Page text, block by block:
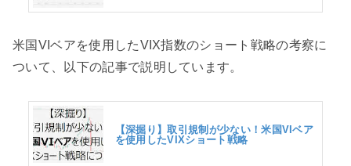
米国VIベアを使用したVIX指数のショート戦略の考察に
ついて、以下の記事で説明しています。
【深掘り】取引規制が少ない！米国VIベア
を使用したVIXショート戦略